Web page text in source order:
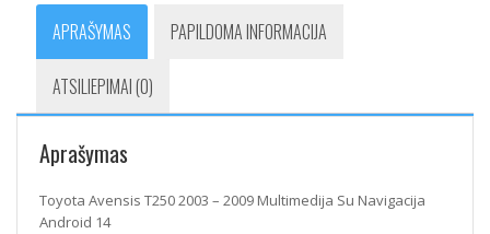
APRAŠYMAS PAPILDOMA INFORMACIJA
ATSILIEPIMAI (0)
Aprašymas
Toyota Avensis T250 2003 – 2009 Multimedija Su Navigacija
Android 14